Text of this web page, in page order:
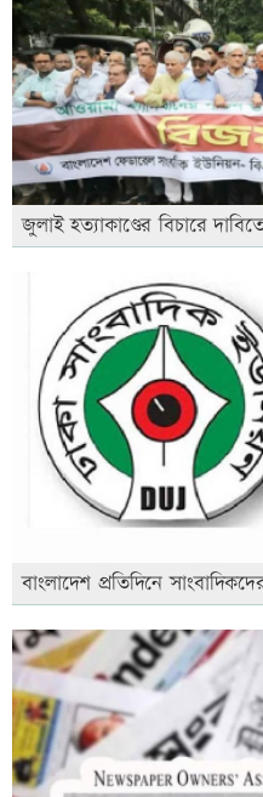
জুলাই হত্যাকাণ্ডের বিচারে
বাংলাদেশ প্রতিদিনে